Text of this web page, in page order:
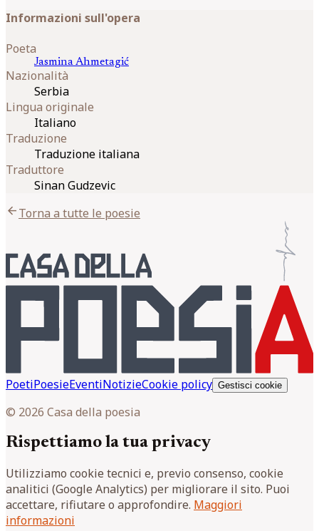
Informazioni sull'opera
Poeta
JasminaAhmetagić
Nazionalità
Serbia
Lingua originale
Italiano
Traduzione
Traduzione italiana
Traduttore
Sinan Gudzevic
arrow_backTorna a tutte le poesie
PoetiPoesieEventiNotizieCookie policy Gestisci cookie
© 2026 Casa della poesia
Rispettiamo la tua privacy
Utilizziamo cookie tecnici e, previo consenso, cookie
analitici (Google Analytics) per migliorare il sito. Puoi
accettare, rifiutare o approfondire. Maggiori
informazioni